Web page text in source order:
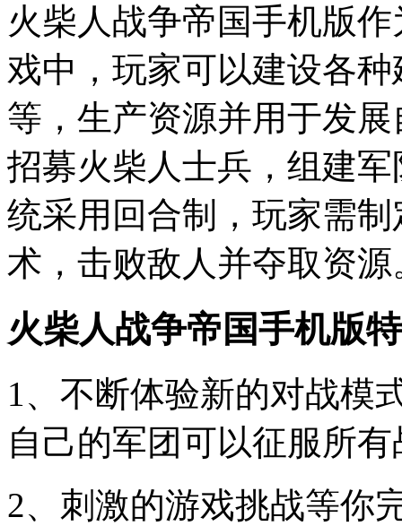
火柴人战争帝国手机版
戏中，玩家可以建设各
等，生产资源并用于发
招募火柴人士兵，组建
统采用回合制，玩家需
术，击败敌人并夺取资源
火柴人战争帝国手机版
1、不断体验新的对战模
自己的军团可以征服所
2、刺激的游戏挑战等你